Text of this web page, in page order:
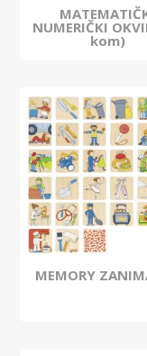
NUMERIČKI
kom)
MEMORY